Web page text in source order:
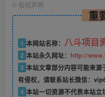
© 版权声明
重
1 本网站名称： 八斗项目
2 本站永久网址： http://
3 本站文章部分内容可能来
有侵权，请联系站长微信：
4 本站一切资源不代表本站